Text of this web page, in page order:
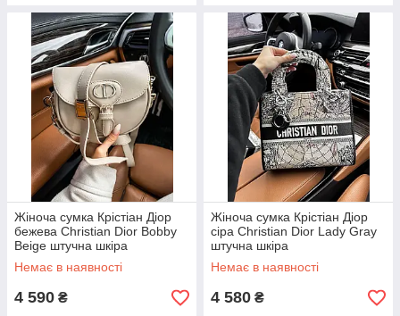
Жіноча сумка Крістіан Діор
бежева Christian Dior Bobby
Beige штучна шкіра
Немає в наявності
4 590 ₴
Жіноча сумка Крістіан Діор
сіра Christian Dior Lady Gray
штучна шкіра
Немає в наявності
4 580 ₴